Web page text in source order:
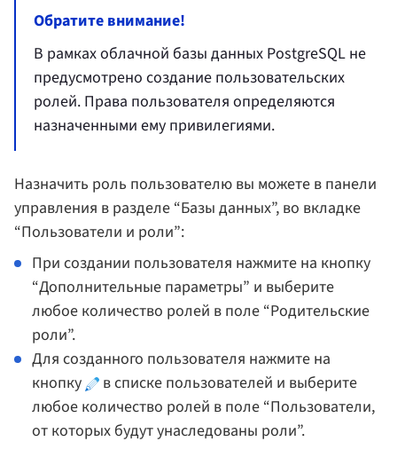
Обратите внимание!
В рамках облачной базы данных PostgreSQL не
предусмотрено создание пользовательских
ролей. Права пользователя определяются
назначенными ему привилегиями.
Назначить роль пользователю вы можете в панели
управления в разделе “Базы данных”, во вкладке
“Пользователи и роли”:
При создании пользователя нажмите на кнопку
“Дополнительные параметры” и выберите
любое количество ролей в поле “Родительские
роли”.
Для созданного пользователя нажмите на
кнопку
в списке пользователей и выберите
любое количество ролей в поле “Пользователи,
от которых будут унаследованы роли”.